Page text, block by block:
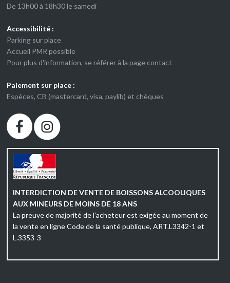
De 13h00 à 18h30 le samedi
Accessibilité :
Parking sur place
Accueil PMR possible
Pour plus d'information, se référer à la page contact
Paiement sur place :
Espèces, CB (mastercard, visa, paylib) et chèques
INTERDICTION DE VENTE DE BOISSONS ALCOOLIQUES
AUX MINEURS DE MOINS DE 18 ANS
La preuve de majorité de l’acheteur est exigée au moment de
la vente en ligne Code de la santé publique, ART.L3342-1 et
L.3353-3